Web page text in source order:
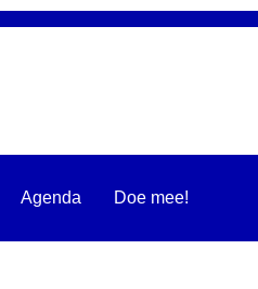
Agenda Doe mee!